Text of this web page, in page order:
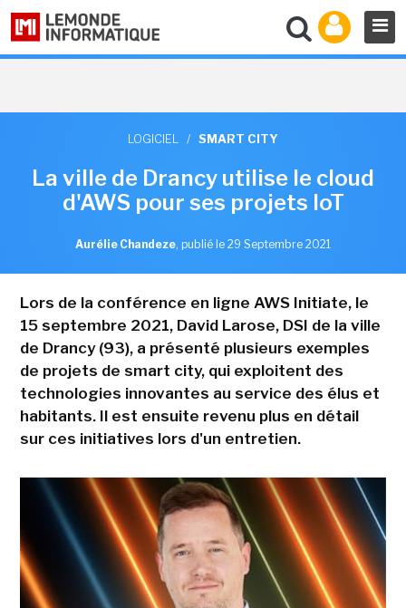
LOGICIEL / SMART CITY
La ville de Drancy utilise le cloud
d'AWS pour ses projets IoT
Aurélie Chandeze, publié le 29 Septembre 2021
Lors de la conférence en ligne AWS Initiate, le
15 septembre 2021, David Larose, DSI de la ville
de Drancy (93), a présenté plusieurs exemples
de projets de smart city, qui exploitent des
technologies innovantes au service des élus et
habitants. Il est ensuite revenu plus en détail
sur ces initiatives lors d'un entretien.